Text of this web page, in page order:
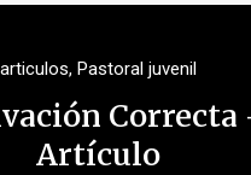
articulos, Pastoral juvenil
Correcta
Artículo